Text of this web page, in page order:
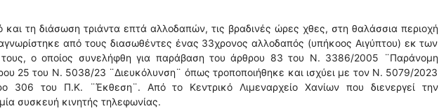
και τη διάσωση τριάντα επτά αλλοδαπών, τις βραδινές ώρες χθες, στη θαλάσσια περιοχή
από τους διασωθέντες ένας 33χρονος αλλοδαπός (υπήκοος Αιγύπτου) εκ των
ο οποίος συνελήφθη για παράβαση του άρθρου 83 του Ν. 3386/2005 ¨Παράνομη
25 του Ν. 5038/23 ¨Διευκόλυνση¨ όπως τροποποιήθηκε και ισχύει με τον Ν. 5079/2023
306 του Π.Κ. ¨Έκθεση¨. Από το Κεντρικό Λιμεναρχείο Χανίων που διενεργεί την
συσκευή κινητής τηλεφωνίας.